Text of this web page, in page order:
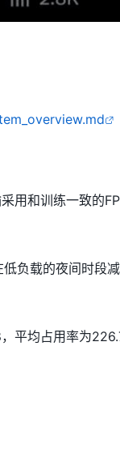
用和训练一致的
负载的夜间时段
平均占用率为